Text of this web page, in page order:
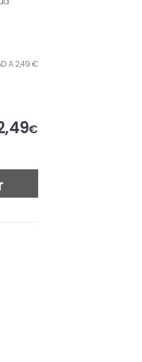
A 2,49 €
€